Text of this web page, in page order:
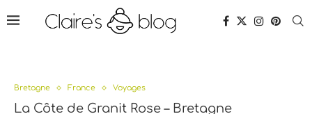
Bretagne France Voyages
La Côte de Granit Rose – Bretagne